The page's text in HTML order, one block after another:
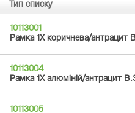
Тип списку
10113001
Рамка 1Х коричнева/антрацит
10113004
Рамка 1Х алюміній/антрацит
10113005